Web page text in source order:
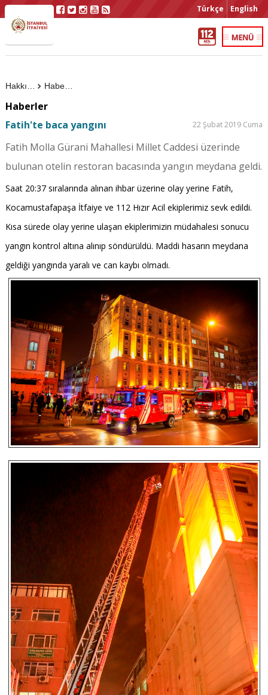
Türkçe English
Haberler
Haberler
Fatih'te baca yangını
22 Şubat 2019 Cuma
Fatih Molla Gürani Mahallesi Millet Caddesi üzerinde
bulunan otelin restoran bacasında yangın meydana geldi.
Saat 20:37 sıralarında alınan ihbar üzerine olay yerine Fatih,
Kocamustafapaşa İtfaiye ve 112 Hızır Acil ekiplerimiz sevk edildi.
Kısa sürede olay yerine ulaşan ekiplerimizin müdahalesi sonucu
yangın kontrol altına alınıp söndürüldü. Maddi hasarın meydana
geldiği yangında yaralı ve can kaybı olmadı.